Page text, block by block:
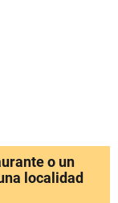
o un
localidad